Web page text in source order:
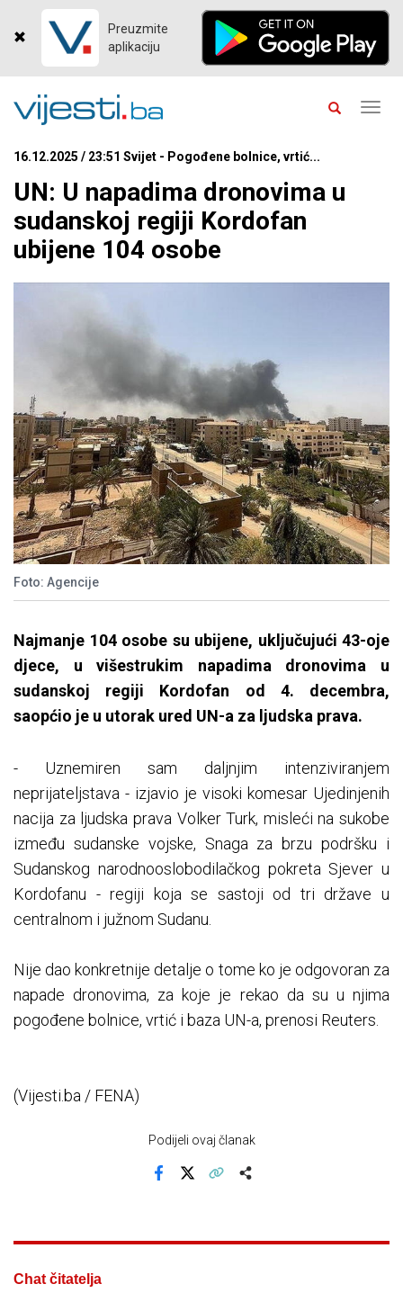
Preuzmite
aplikaciju
16.12.2025 / 23:51 Svijet - Pogođene bolnice, vrtić...
UN: U napadima dronovima u
sudanskoj regiji Kordofan
ubijene 104 osobe
Foto: Agencije
Najmanje 104 osobe su ubijene, uključujući 43-oje
djece, u višestrukim napadima dronovima u
sudanskoj regiji Kordofan od 4. decembra,
saopćio je u utorak ured UN-a za ljudska prava.
- Uznemiren sam daljnjim intenziviranjem
neprijateljstava - izjavio je visoki komesar Ujedinjenih
nacija za ljudska prava Volker Turk, misleći na sukobe
između sudanske vojske, Snaga za brzu podršku i
Sudanskog narodnooslobodilačkog pokreta Sjever u
Kordofanu - regiji koja se sastoji od tri države u
centralnom i južnom Sudanu.
Nije dao konkretnije detalje o tome ko je odgovoran za
napade dronovima, za koje je rekao da su u njima
pogođene bolnice, vrtić i baza UN-a, prenosi Reuters.
(Vijesti.ba / FENA)
Podijeli ovaj članak
Chat čitatelja